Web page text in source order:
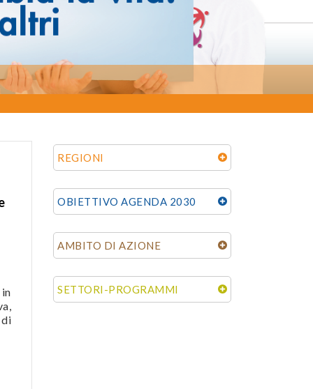
REGIONI
OBIETTIVO AGENDA 2030
AMBITO DI AZIONE
SETTORI-PROGRAMMI